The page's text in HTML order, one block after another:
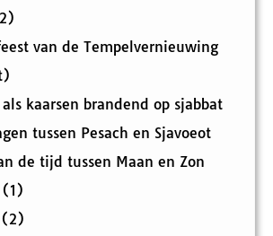
van de Tempelvernieuwing
kaarsen brandend op sjabbat
tussen Pesach en Sjavoeot
de tijd tussen Maan en Zon
(1)
(2)